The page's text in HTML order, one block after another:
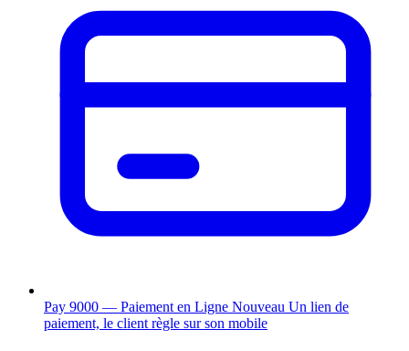
Pay 9000 — Paiement en Ligne Nouveau Un lien de
paiement, le client règle sur son mobile